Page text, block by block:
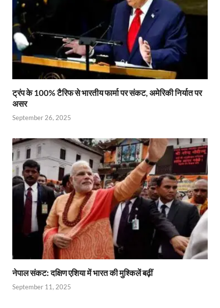
ट्रंप के 100% टैरिफ से भारतीय फार्मा पर संकट, अमेरिकी निर्यात पर
असर
September 26, 2025
नेपाल संकट: दक्षिण एशिया में भारत की मुश्किलें बढ़ीं
September 11, 2025